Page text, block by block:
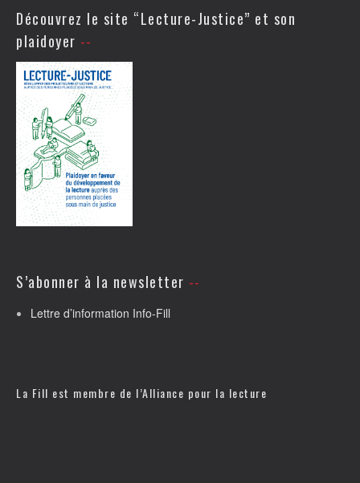
Découvrez le site “Lecture-Justice” et son
plaidoyer
S’abonner à la newsletter
Lettre d’information Info-Fill
La Fill est membre de l’Alliance pour la lecture